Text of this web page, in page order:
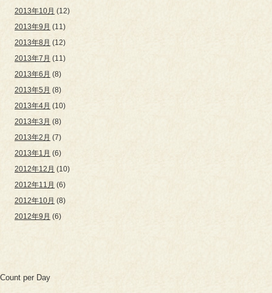
2013年10月 (12)
2013年9月 (11)
2013年8月 (12)
2013年7月 (11)
2013年6月 (8)
2013年5月 (8)
2013年4月 (10)
2013年3月 (8)
2013年2月 (7)
2013年1月 (6)
2012年12月 (10)
2012年11月 (6)
2012年10月 (8)
2012年9月 (6)
Count per Day